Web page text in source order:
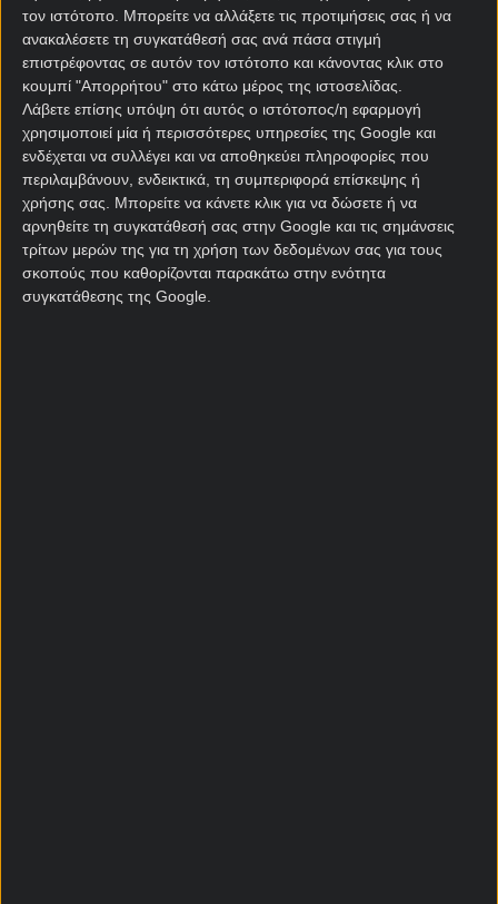
τον ιστότοπο. Μπορείτε να αλλάξετε τις προτιμήσεις σας ή να
ανακαλέσετε τη συγκατάθεσή σας ανά πάσα στιγμή
επιστρέφοντας σε αυτόν τον ιστότοπο και κάνοντας κλικ στο
κουμπί "Απορρήτου" στο κάτω μέρος της ιστοσελίδας.
Λάβετε επίσης υπόψη ότι αυτός ο ιστότοπος/η εφαρμογή
χρησιμοποιεί μία ή περισσότερες υπηρεσίες της Google και
ενδέχεται να συλλέγει και να αποθηκεύει πληροφορίες που
περιλαμβάνουν, ενδεικτικά, τη συμπεριφορά επίσκεψης ή
χρήσης σας. Μπορείτε να κάνετε κλικ για να δώσετε ή να
αρνηθείτε τη συγκατάθεσή σας στην Google και τις σημάνσεις
τρίτων μερών της για τη χρήση των δεδομένων σας για τους
σκοπούς που καθορίζονται παρακάτω στην ενότητα
συγκατάθεσης της Google.
Θα τα καταφέρει η Γιουνάιτεντ να δείξει συνέπεια
και χαρακτήρα για να κάνει το απόλυτο; Αν ναι, τότε
οι φίλοι της ομάδας θα πανηγυρίσουν με τη ψυχή
τους και ο Φρανκ Ίλετ θα αποχωριστεί επιτέλους
την αφάνα που τον έκανε viral!
@theunitedstrand
Day 382 of not cutting my hair until
@Manchester United win 5 games in a row! 🙏
Current Streak – 2/5#hairchallenge
#manchesterunited